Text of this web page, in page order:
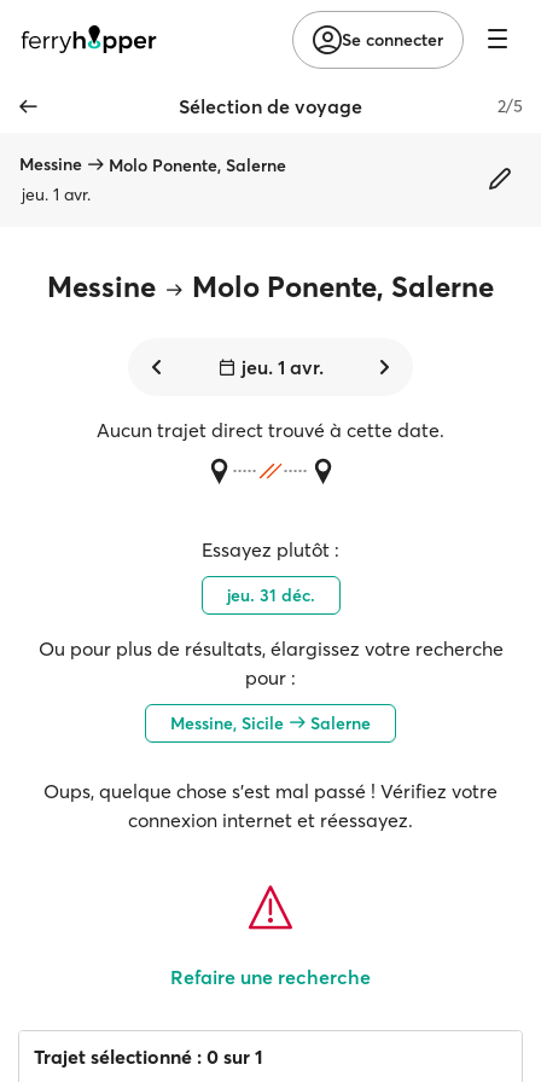
Se connecter
Sélection de voyage 2/5
Messine
Molo Ponente, Salerne
jeu. 1 avr.
Messine Molo Ponente, Salerne
jeu. 1 avr.
Aucun trajet direct trouvé à cette date.
Essayez plutôt :
jeu. 31 déc.
Ou pour plus de résultats, élargissez votre recherche
pour :
Messine, Sicile Salerne
Oups, quelque chose s'est mal passé ! Vérifiez votre
connexion internet et réessayez.
Refaire une recherche
Trajet sélectionné : 0 sur 1